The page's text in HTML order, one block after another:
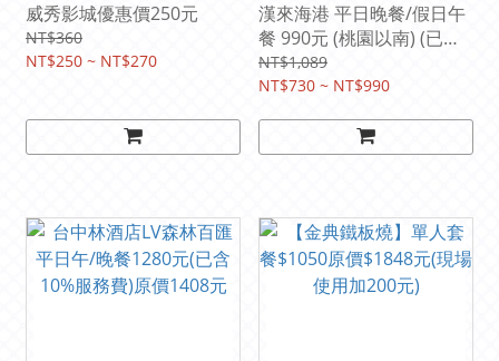
威秀影城優惠價250元
NT$360
NT$250 ~ NT$270
漢來海港 平日晚餐/假日午
餐 990元 (桃園以南) (已含
10%服務費)
NT$1,089
NT$730 ~ NT$990